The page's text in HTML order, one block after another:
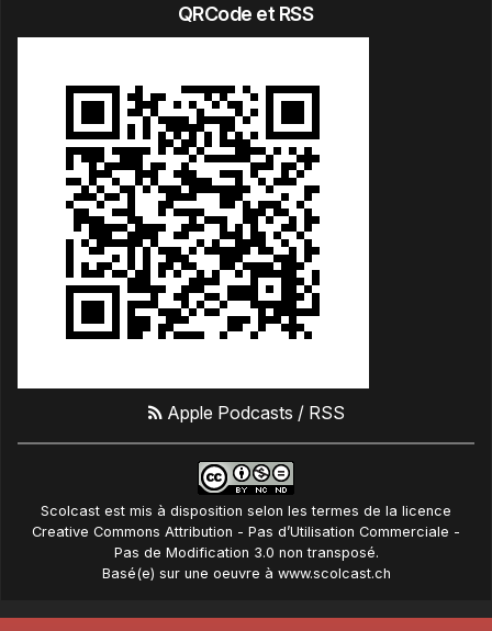
QRCode et RSS
Apple Podcasts / RSS
Scolcast est mis à disposition selon les termes de la licence
Creative Commons Attribution - Pas d’Utilisation Commerciale -
Pas de Modification 3.0 non transposé.
Basé(e) sur une oeuvre à www.scolcast.ch